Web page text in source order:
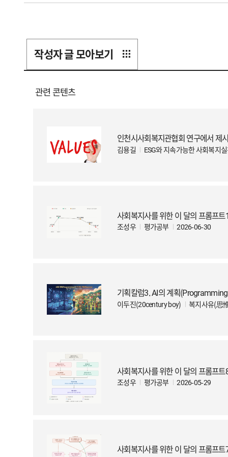
작성자 글 모아보기
관련 콘텐츠
인천시사회복지관협회 연구에서 제
김용길 ESG와 지속가능한 사회복지
사회복지사를 위한 이 달의 프롬프
조성우 평가공부 2026-06-30
기획칼럼3. AI의 계획
이두진(20century boy) 복지사유(思
사회복지사를 위한 이 달의 프롬프
조성우 평가공부 2026-05-29
사회복지사를 위한 이 달의 프롬프